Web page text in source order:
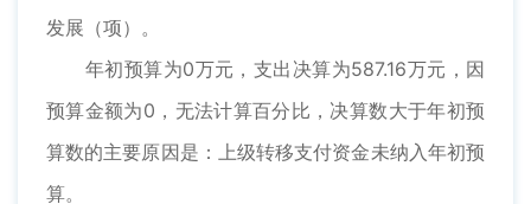
发展（项）。
年初预算为0万元，支出决算为587.16万元，因
预算金额为0，无法计算百分比，决算数大于年初预
算数的主要原因是：上级转移支付资金未纳入年初预
算。